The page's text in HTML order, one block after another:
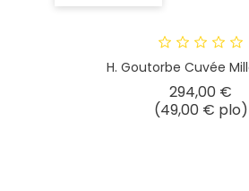
H. Goutorbe Cuvée
294,00 €
(49,00 € plo)